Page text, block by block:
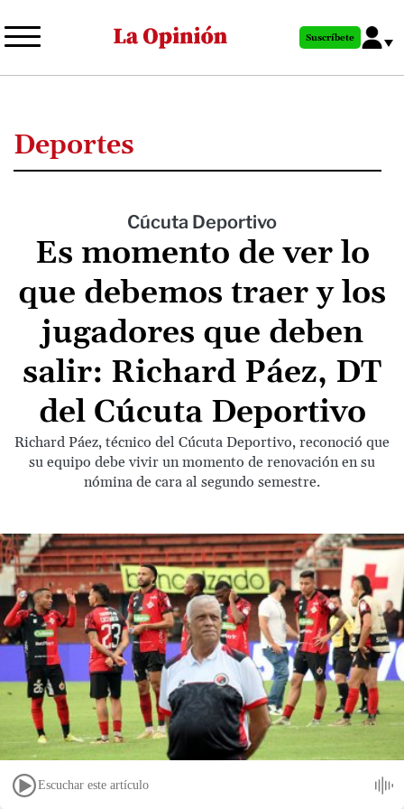
al
principal
Suscríbete
Deportes
Cúcuta Deportivo
Es momento de ver lo
que debemos traer y los
jugadores que deben
salir: Richard Páez, DT
del Cúcuta Deportivo
Richard Páez, técnico del Cúcuta Deportivo, reconoció que
su equipo debe vivir un momento de renovación en su
nómina de cara al segundo semestre.
Escuchar este artículo